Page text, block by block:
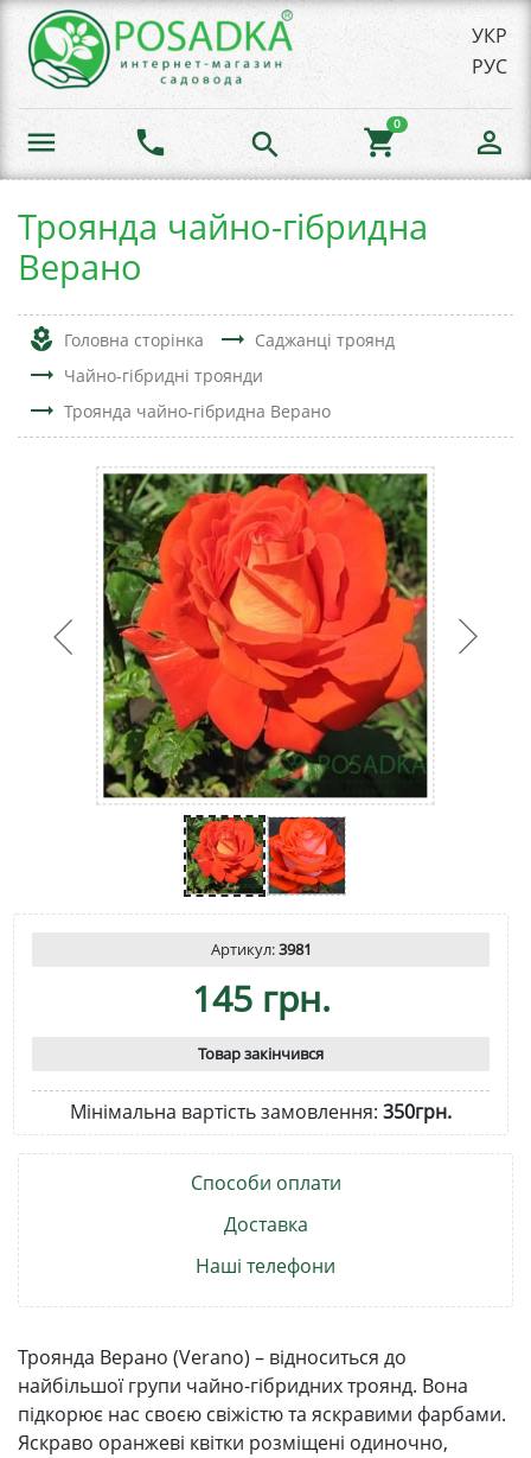
УКР
РУС
menu phone search shopping_cart
0
person_outline
Троянда чайно-гібридна
Верано
local_florist Головна сторінка trending_flat Саджанці троянд
trending_flat Чайно-гібридні троянди
trending_flat Троянда чайно-гібридна Верано
Артикул:3981
145 грн.
Товар закінчився
Мінімальна вартість замовлення: 350грн.
Способи оплати
Доставка
Наші телефони
Троянда Верано (Verano) – відноситься до
найбільшої групи чайно-гібридних троянд. Вона
підкорює нас своєю свіжістю та яскравими фарбами.
Яскраво оранжеві квітки розміщені одиночно,